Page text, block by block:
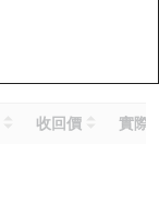
收回價 實際